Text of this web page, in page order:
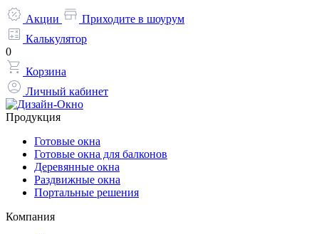
Акции
Приходите в шоурум
Калькулятор
0
Корзина
Личный кабинет
Продукция
Готовые окна
Готовые окна для балконов
Деревянные окна
Раздвижные окна
Портальные решения
Компания